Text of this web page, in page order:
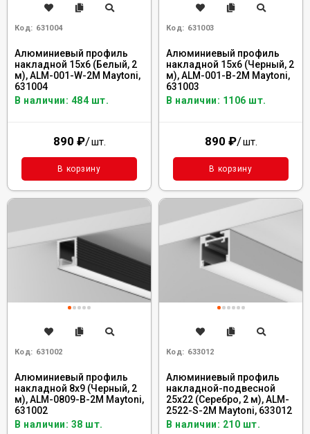
Код: 631004
Алюминиевый профиль
накладной 15x6 (Белый, 2
м), ALM-001-W-2M Maytoni,
631004
В наличии: 484 шт.
890 ₽/шт.
В корзину
Код: 631003
Алюминиевый профиль
накладной 15x6 (Черный, 2
м), ALM-001-B-2M Maytoni,
631003
В наличии: 1106 шт.
890 ₽/шт.
В корзину
Код: 631002
Алюминиевый профиль
накладной 8x9 (Черный, 2
м), ALM-0809-B-2M Maytoni,
631002
В наличии: 38 шт.
Код: 633012
Алюминиевый профиль
накладной-подвесной
25x22 (Серебро, 2 м), ALM-
2522-S-2M Maytoni, 633012
В наличии: 210 шт.